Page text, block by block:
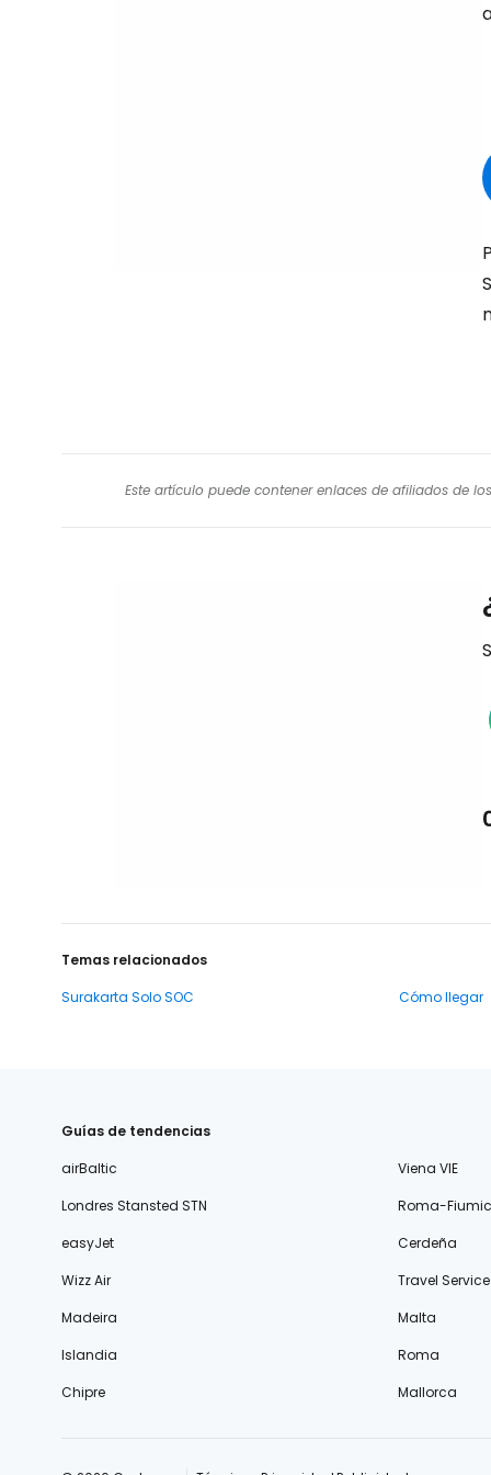
Este artículo puede contener enlaces de afiliados de
Temas relacionados
Surakarta Solo SOC
Cómo llegar
Guías de tendencias
airBaltic
Viena VIE
Londres Stansted STN
Roma-
easyJet
Cerdeña
Wizz Air
Travel Service
Madeira
Malta
Islandia
Roma
Chipre
Mallorca